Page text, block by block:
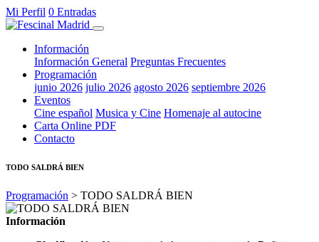
Mi Perfil 0 Entradas
Información
Información General Preguntas Frecuentes
Programación
junio 2026 julio 2026 agosto 2026 septiembre 2026
Eventos
Cine español Musica y Cine Homenaje al autocine
Carta Online PDF
Contacto
TODO SALDRÁ BIEN
Programación > TODO SALDRÁ BIEN
Información